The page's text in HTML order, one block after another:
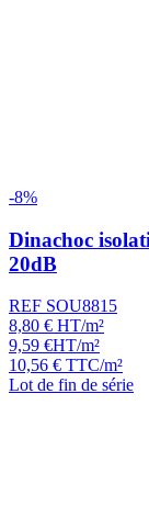
-8%
Dinachoc
20dB
REF SOU8815
8,80 € HT/m²
9,59 €HT/m²
10,56 € TTC/m²
Lot de fin de série